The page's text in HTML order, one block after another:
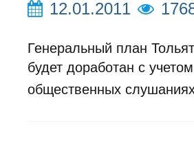
12.01.2011
Генеральный план
будет доработан с
общественных